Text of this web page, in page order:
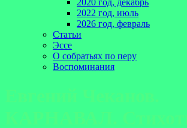
2020 год, декабрь
2022 год, июль
2026 год, февраль
Статьи
Эссе
О собратьях по перу
Воспоминания